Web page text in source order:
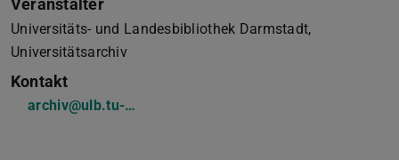
Veranstalter
Universitäts- und Landesbibliothek Darmstadt,
Universitätsarchiv
Kontakt
archiv@ulb.tu-…